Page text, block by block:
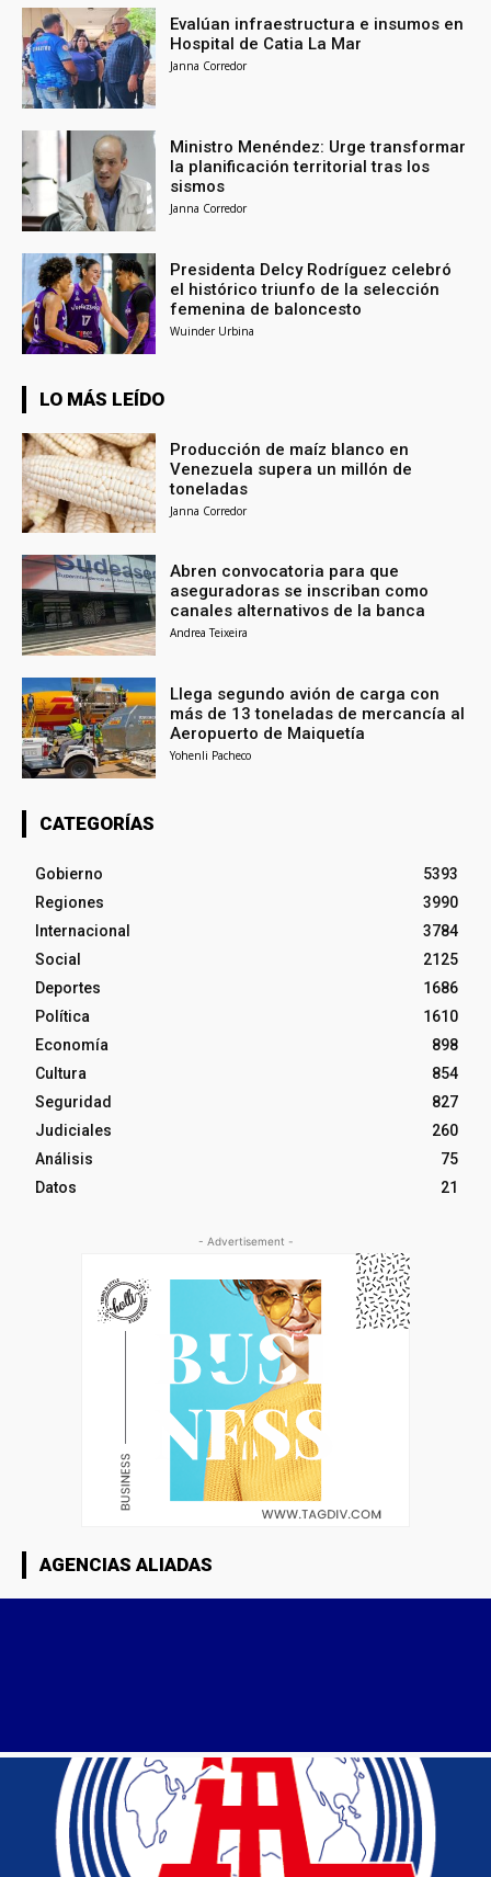
Evalúan infraestructura e insumos en
Hospital de Catia La Mar
Janna Corredor
Ministro Menéndez: Urge transformar
la planificación territorial tras los
sismos
Janna Corredor
Presidenta Delcy Rodríguez celebró
el histórico triunfo de la selección
femenina de baloncesto
Wuinder Urbina
LO MÁS LEÍDO
Producción de maíz blanco en
Venezuela supera un millón de
toneladas
Janna Corredor
Abren convocatoria para que
aseguradoras se inscriban como
canales alternativos de la banca
Andrea Teixeira
Llega segundo avión de carga con
más de 13 toneladas de mercancía al
Aeropuerto de Maiquetía
Yohenli Pacheco
CATEGORÍAS
Gobierno
5393
Regiones
3990
Internacional
3784
Social
2125
Deportes
1686
Política
1610
Economía
898
Cultura
854
Seguridad
827
Judiciales
260
Análisis
75
Datos
21
- Advertisement -
AGENCIAS ALIADAS